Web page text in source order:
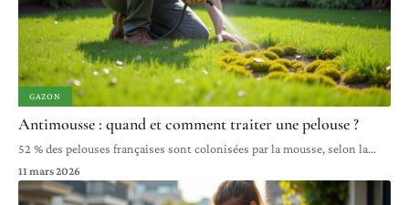
GAZON
Antimousse : quand et comment traiter une pelouse ?
52 % des pelouses françaises sont colonisées par la mousse, selon la…
11 mars 2026